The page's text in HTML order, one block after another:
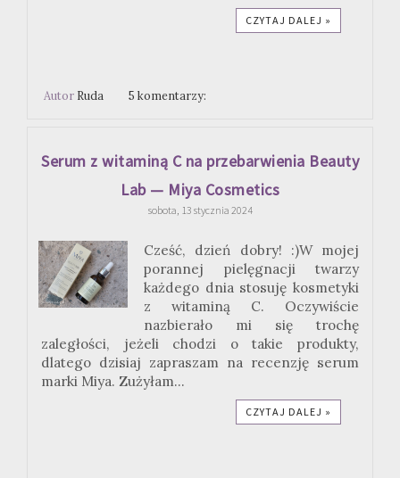
CZYTAJ DALEJ »
Autor Ruda 5 komentarzy:
Serum z witaminą C na przebarwienia Beauty
Lab — Miya Cosmetics
sobota, 13 stycznia 2024
Cześć, dzień dobry! :)W mojej
porannej pielęgnacji twarzy
każdego dnia stosuję kosmetyki
z witaminą C. Oczywiście
nazbierało mi się trochę
zaległości, jeżeli chodzi o takie produkty,
dlatego dzisiaj zapraszam na recenzję serum
marki Miya. Zużyłam...
CZYTAJ DALEJ »